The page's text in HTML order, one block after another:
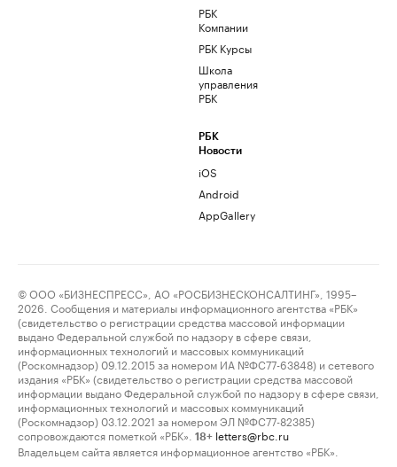
РБК
Компании
РБК Курсы
Школа
управления
РБК
РБК
Новости
iOS
Android
AppGallery
© ООО «БИЗНЕСПРЕСС», АО «РОСБИЗНЕСКОНСАЛТИНГ», 1995–
2026. Сообщения и материалы информационного агентства «РБК»
(свидетельство о регистрации средства массовой информации
выдано Федеральной службой по надзору в сфере связи,
информационных технологий и массовых коммуникаций
(Роскомнадзор) 09.12.2015 за номером ИА №ФС77-63848) и сетевого
издания «РБК» (свидетельство о регистрации средства массовой
информации выдано Федеральной службой по надзору в сфере связи,
информационных технологий и массовых коммуникаций
(Роскомнадзор) 03.12.2021 за номером ЭЛ №ФС77-82385)
сопровождаются пометкой «РБК».
18+ letters@rbc.ru
Владельцем сайта является информационное агентство «РБК».